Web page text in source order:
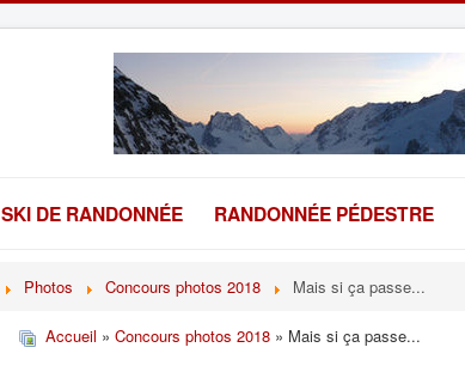
SKI DE RANDONNÉE RANDONNÉE PÉDESTRE
Photos Concours photos 2018 Mais si ça passe...
Accueil » Concours photos 2018 » Mais si ça passe...